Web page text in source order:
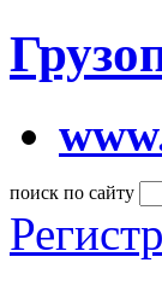
поиск по сайту